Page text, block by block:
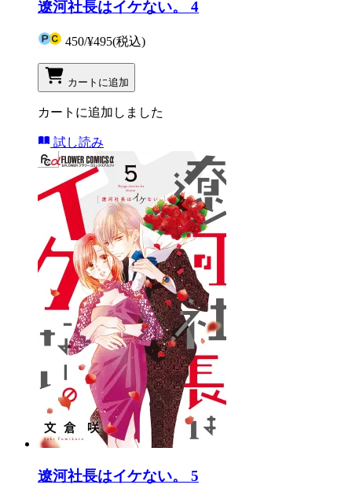
遼河社長はイケない。 4
450/¥495(税込)
カートに追加
カートに追加しました
試し読み
遼河社長はイケない。 5